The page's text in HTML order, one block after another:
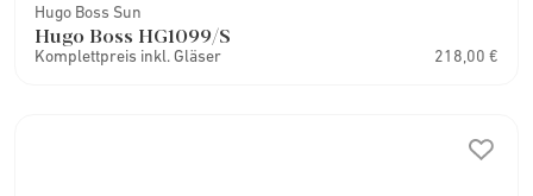
Hugo Boss Sun
Hugo Boss HG1099/S
Komplettpreis inkl. Gläser 218,00 €